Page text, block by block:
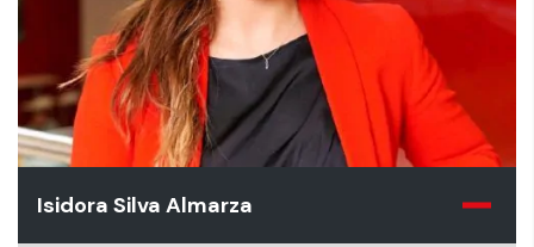
Isidora Silva Almarza